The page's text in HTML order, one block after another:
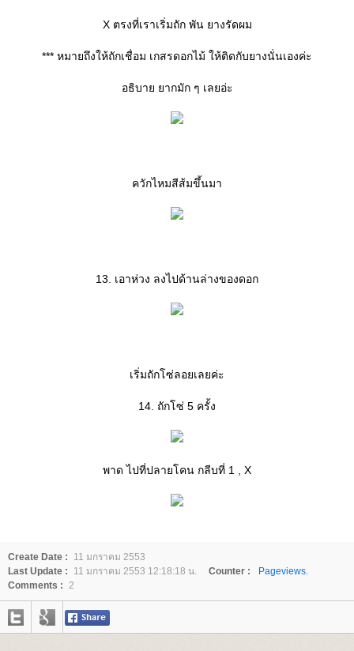
X ตรงที่เราเริ่มถัก พัน ยางรัดผม
*** หมายถึงให้ถักเชื่อม เกสรดอกไม้ ให้ติดกับยางนั่นเองค่ะ
อธิบาย ยากมัก ๆ เลยอ่ะ
ควักไหมสีส้มขึ้นมา
13. เอาห่วง ลงไปด้านล่างของดอก
เริ่มถักโซ่ลอยเลยค่ะ
14. ถักโซ่ 5 ครั้ง
พาด ไปที่ปลายโคน กลีบที่ 1 , X
Create Date :
11 มกราคม 2553
Last Update :
11 มกราคม 2553 12:18:18 น. Counter :
Pageviews.
Comments :
2